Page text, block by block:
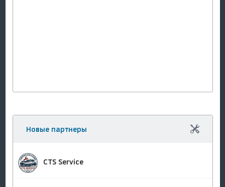
Новые партнеры
CTS Service